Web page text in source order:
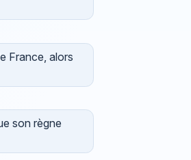
France, alors
son règne